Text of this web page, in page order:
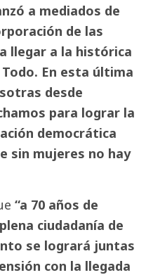
a mediados de
de las
llegar a la histórica
En esta última
desde
para lograr la
democrática
sin mujeres no hay
“a 70 años de
ciudadanía de
se logrará juntas
con la llegada